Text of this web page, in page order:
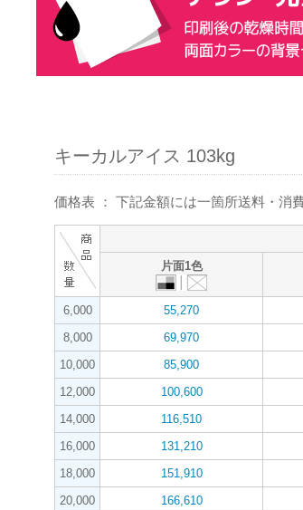
キーカルアイス 103kg
価格表 ： 下記金額には一箇所送料・消
片面1色
6,000 55,270
8,000
69,970
10,000
85,900
12,000
100,600
14,000
116,510
16,000
131,210
18,000
151,910
20,000
166,610